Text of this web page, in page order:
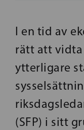
I en tid av
rätt att
ytterligare
(SFP) i sitt